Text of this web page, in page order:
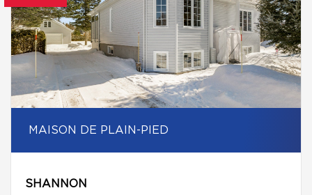
MAISON DE PLAIN-PIED
SHANNON